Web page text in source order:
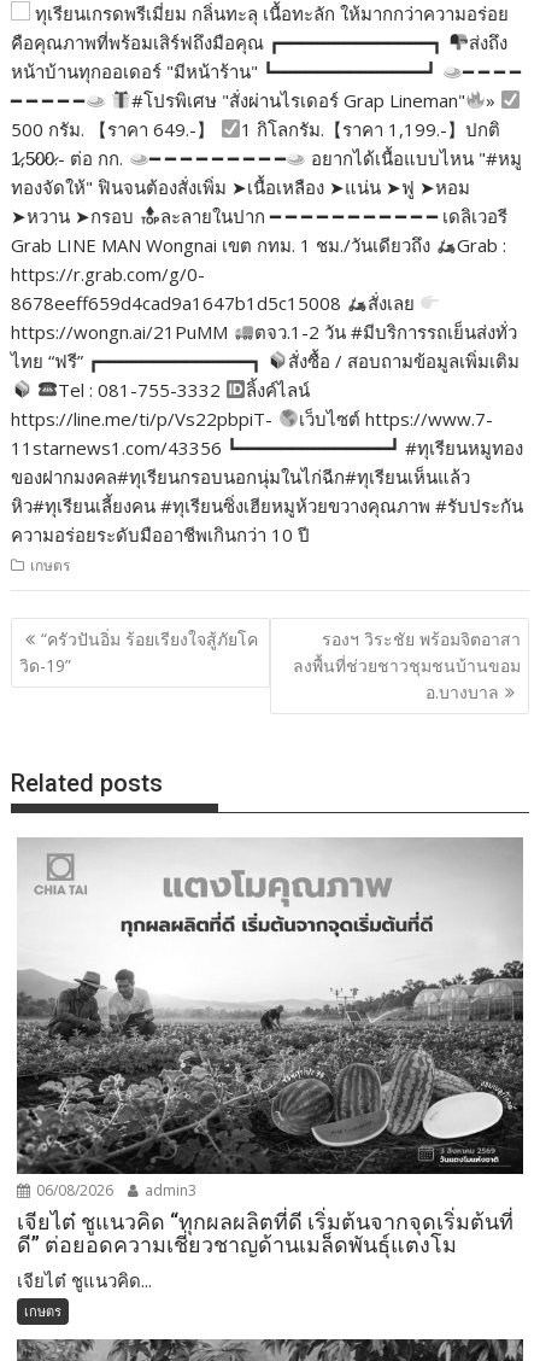
ทุเรียนเกรดพรีเมี่ยม กลิ่นทะลุ เนื้อทะลัก ให้มากกว่าความอร่อย
คือคุณภาพที่พร้อมเสิร์ฟถึงมือคุณ ┏━━━━━━━━━━━━━━┓
ส่งถึง
หน้าบ้านทุกออเดอร์ "มีหน้าร้าน" ┗━━━━━━━━━━━━━━┛
━ ━ ━ ━
━ ━ ━ ━ ━
#โปรพิเศษ "สั่งผ่านไรเดอร์ Grap Lineman"
»
500 กรัม. 【ราคา 649.-】
1 กิโลกรัม.【ราคา 1,199.-】ปกติ
1̷,5̷0̷0̷.- ต่อ กก.
━ ━ ━ ━ ━ ━ ━ ━ ━
อยากได้เนื้อแบบไหน "#หมู
ทองจัดให้" ฟินจนต้องสั่งเพิ่ม ➤เนื้อเหลือง ➤แน่น ➤ฟู ➤หอม
➤หวาน ➤กรอบ
ละลายในปาก ━ ━ ━ ━ ━ ━ ━ ━ ━ ━ ━ เดลิเวอรี
Grab LINE MAN Wongnai เขต กทม. 1 ชม./วันเดียวถึง
Grab :
https://r.grab.com/g/0-
8678eeff659d4cad9a1647b1d5c15008
สั่งเลย
https://wongn.ai/21PuMM
ตจว.1-2 วัน #มีบริการรถเย็นส่งทั่ว
ไทย “ฟรี” ┏━━━━━━━━━━━━━━┓
สั่งซื้อ / สอบถามข้อมูลเพิ่มเติม
Tel : 081-755-3332
ลิ้งค์ไลน์
https://line.me/ti/p/Vs22pbpiT-
เว็บไซต์ https://www.7-
11starnews1.com/43356 ┗━━━━━━━━━━━━━━┛ #ทุเรียนหมูทอง
ของฝากมงคล#ทุเรียนกรอบนอกนุ่มในไก่ฉีก#ทุเรียนเห็นแล้ว
หิว#ทุเรียนเลี้ยงคน #ทุเรียนซิ่งเฮียหมูห้วยขวางคุณภาพ #รับประกัน
ความอร่อยระดับมืออาชีพเกินกว่า 10 ปี
เกษตร
แนะแนว
เรื่อง
“ครัวปันอิ่ม ร้อยเรียงใจสู้ภัยโค
วิด-19”
รองฯ วิระชัย พร้อมจิตอาสา
ลงพื้นที่ช่วยชาวชุมชนบ้านขอม
อ.บางบาล
Related posts
06/08/2026 admin3
เจียไต๋ ชูแนวคิด “ทุกผลผลิตที่ดี เริ่มต้นจากจุดเริ่มต้นที่
ดี” ต่อยอดความเชี่ยวชาญด้านเมล็ดพันธุ์แตงโม
เจียไต๋ ชูแนวคิด...
เกษตร